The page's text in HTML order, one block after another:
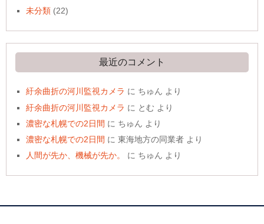
未分類 (22)
最近のコメント
紆余曲折の河川監視カメラ に ちゅん より
紆余曲折の河川監視カメラ に とむ より
濃密な札幌での2日間 に ちゅん より
濃密な札幌での2日間 に東海地方の同業者 より
人間が先か、機械が先か。
に ちゅん より